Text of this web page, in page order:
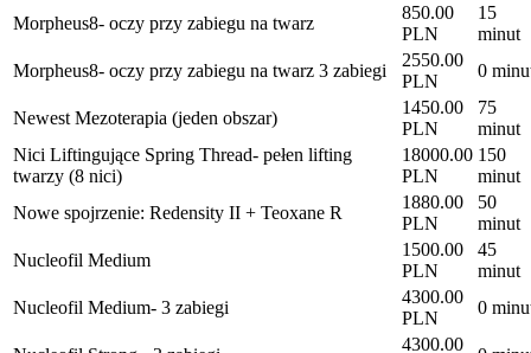
Morpheus8- oczy przy zabiegu na twarz
850.00
PLN
15
minut
Morpheus8- oczy przy zabiegu na twarz 3 zabiegi
2550.00
PLN
0
Newest Mezoterapia (jeden obszar)
1450.00
PLN
75
minut
Nici Liftingujące Spring Thread- pełen lifting
twarzy (8 nici)
18000.00
PLN
150
minut
Nowe spojrzenie: Redensity II + Teoxane R
1880.00
PLN
50
minut
Nucleofil Medium
1500.00
PLN
45
minut
Nucleofil Medium- 3 zabiegi
4300.00
PLN
0
4300.00